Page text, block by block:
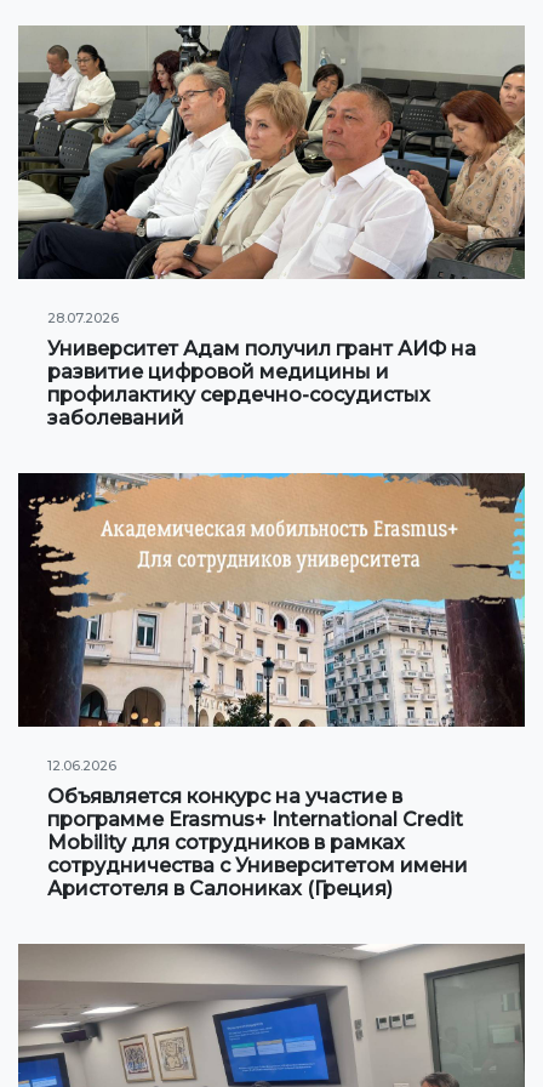
Онлайн конференции и вебинары
НАУКА
Стратегические направления
Исследования
Международный научный журнал "Экономика,
управление, образование"
Публикации
Электронная библиотека
Сотрудничество с международными
организациями
Сотрудничество с Вузами
Международные проекты
Академическая мобильность
СТУДЕНЧЕСКАЯ ЖИЗНЬ
Личный кабинет студента
Информация для студентов
Учебное расписание
Студенческое правительство
Инициативы
28.07.2026
Университет Адам получил грант АИФ на
развитие цифровой медицины и
профилактику сердечно-сосудистых
заболеваний
12.06.2026
Объявляется конкурс на участие в
программе Erasmus+ International Credit
Mobility для сотрудников в рамках
сотрудничества с Университетом имени
Аристотеля в Салониках (Греция)